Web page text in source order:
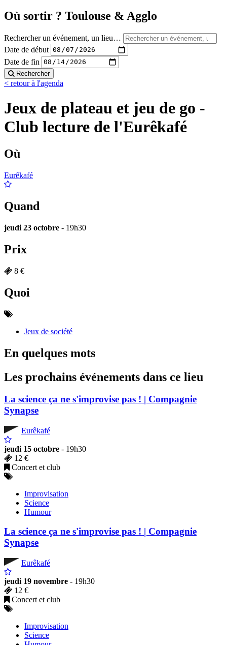
Où sortir ? Toulouse & Agglo
Rechercher un événement, un lieu…
Date de début
Date de fin
Rechercher
< retour à l'agenda
Jeux de plateau et jeu de go -
Club lecture de l'Eurêkafé
Où
Eurêkafé
Quand
jeudi 23 octobre - 19h30
Prix
8 €
Quoi
Jeux de société
En quelques mots
Les prochains événements dans ce lieu
La science ça ne s'improvise pas ! | Compagnie
Synapse
Eurêkafé
jeudi 15 octobre - 19h30
12 €
Concert et club
Improvisation
Science
Humour
La science ça ne s'improvise pas ! | Compagnie
Synapse
Eurêkafé
jeudi 19 novembre - 19h30
12 €
Concert et club
Improvisation
Science